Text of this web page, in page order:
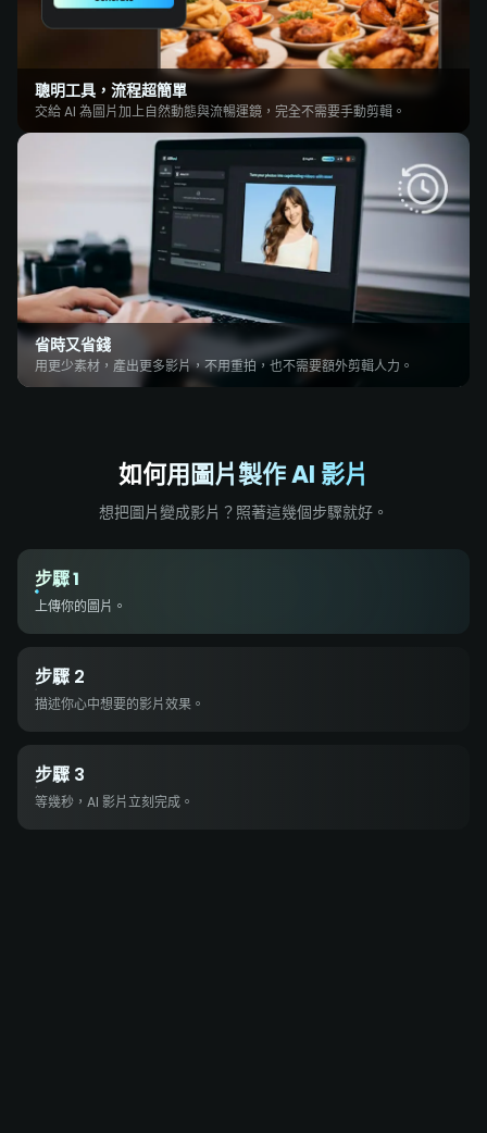
聰明工具，流程超簡單
交給 AI 為圖片加上自然動態與流暢運鏡，完全不需要手動剪輯。
省時又省錢
用更少素材，產出更多影片，不用重拍，也不需要額外剪輯人力。
如何用圖片製作 AI 影片
想把圖片變成影片？照著這幾個步驟就好。
步驟 1
上傳你的圖片。
步驟 2
描述你心中想要的影片效果。
步驟 3
等幾秒，AI 影片立刻完成。